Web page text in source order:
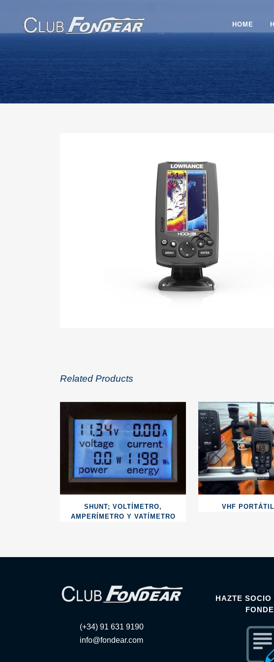
HOME
Related Products
SHUNT; VOLTÍMETRO,
AMPERÍMETRO Y VATÍMETRO
VHF
(+34) 91 631 9190
info@fondear.com
HAZTE